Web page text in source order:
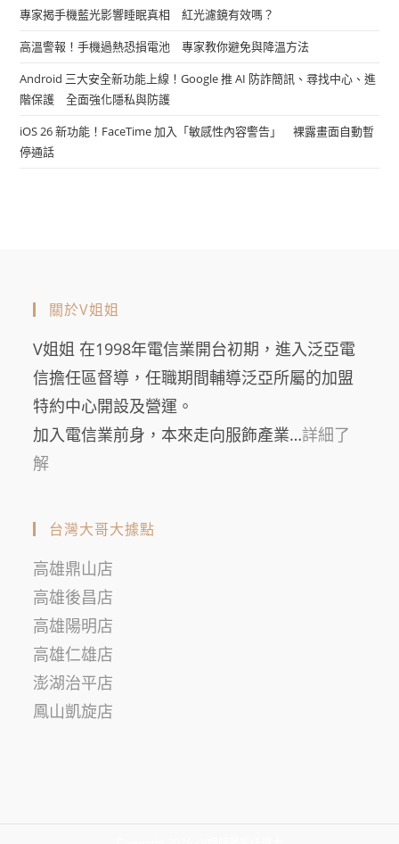
專家揭手機藍光影響睡眠真相 紅光濾鏡有效嗎？
高溫警報！手機過熱恐損電池 專家教你避免與降溫方法
Android 三大安全新功能上線！Google 推 AI 防詐簡訊、尋找中心、進
階保護 全面強化隱私與防護
iOS 26 新功能！FaceTime 加入「敏感性內容警告」 裸露畫面自動暫
停通話
關於V姐姐
V姐姐 在1998年電信業開台初期，進入泛亞電
信擔任區督導，任職期間輔導泛亞所屬的加盟
特約中心開設及營運。
加入電信業前身，本來走向服飾產業…詳細了
解
台灣大哥大據點
高雄鼎山店
高雄後昌店
高雄陽明店
高雄仁雄店
澎湖治平店
鳳山凱旋店